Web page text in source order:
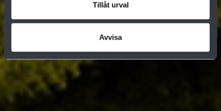
Tillåt urval
Avvisa